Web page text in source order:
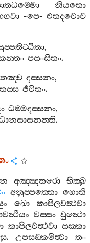
නියතො
-පෙ- එතදවොච
,
පසංසිතං.
දස‍්සනං,
තස‍්ස ජීවිතං.
ධම‍්මදස‍්සනං,
.
අඤ‍්ඤතරො
භික‍්ඛු
අනුප‍්පත‍්තො හොති
ඛො
කාපිලවත්‍ථවා
වස‍්සං වුත්‍ථො
කාපිලවත්‍ථවා සක‍්කා
.උපසඞ‍්කමිත්‍වා
තං